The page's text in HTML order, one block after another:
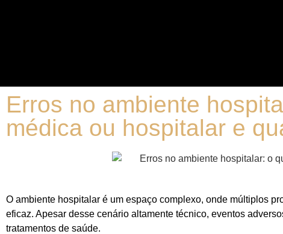
Erros no ambiente
médica ou hospitalar e
O ambiente hospitalar é um espaço complexo, onde múltiplos
eficaz. Apesar desse cenário altamente técnico, eventos
tratamentos de saúde.